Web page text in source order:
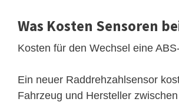
Was Kosten Sensoren
Kosten für den Wechsel eine
Ein neuer Raddrehzahlsensor
Fahrzeug und Hersteller